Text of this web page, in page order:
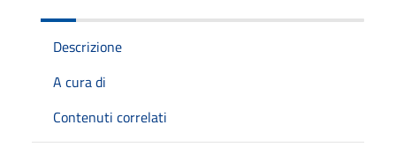
Descrizione
A cura di
Contenuti correlati